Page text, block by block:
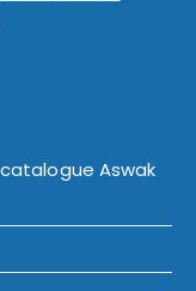
Aswak